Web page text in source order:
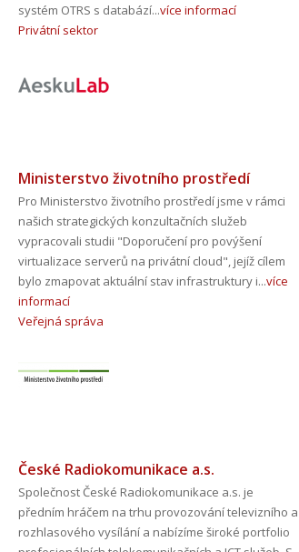
systém OTRS s databází...více informací
Privátní sektor
Ministerstvo životního prostředí
Pro Ministerstvo životního prostředí jsme v rámci
našich strategických konzultačních služeb
vypracovali studii "Doporučení pro povýšení
virtualizace serverů na privátní cloud", jejíž cílem
bylo zmapovat aktuální stav infrastruktury i...více
informací
Veřejná správa
České Radiokomunikace a.s.
Společnost České Radiokomunikace a.s. je
předním hráčem na trhu provozování televizního a
rozhlasového vysílání a nabízíme široké portfolio